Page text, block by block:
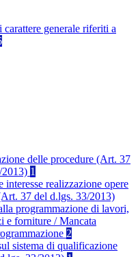
generale riferiti a
delle procedure (Art. 37
2013) 1
interesse realizzazione opere
37 del d.lgs. 33/2013)
programmazione di lavori,
e forniture / Mancata
2
sistema di qualificazione